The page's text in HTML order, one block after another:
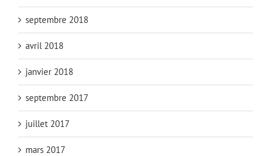
septembre 2018
avril 2018
janvier 2018
septembre 2017
juillet 2017
mars 2017